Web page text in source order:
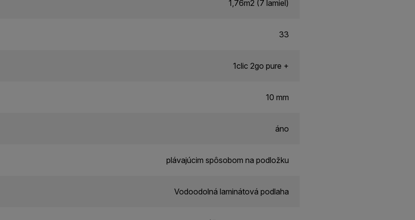
1,76m2 (7 lamiel)
33
1clic 2go pure +
10 mm
áno
plávajúcim spôsobom na podložku
Vodoodolná laminátová podlaha